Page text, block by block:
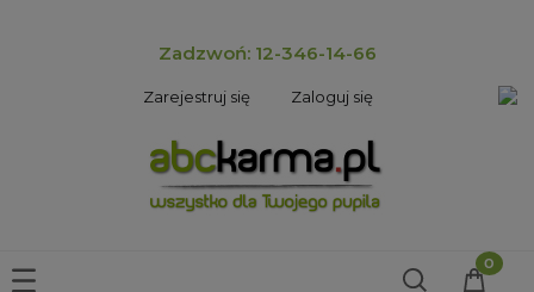
Zadzwoń: 12-346-14-66
Zarejestruj się Zaloguj się